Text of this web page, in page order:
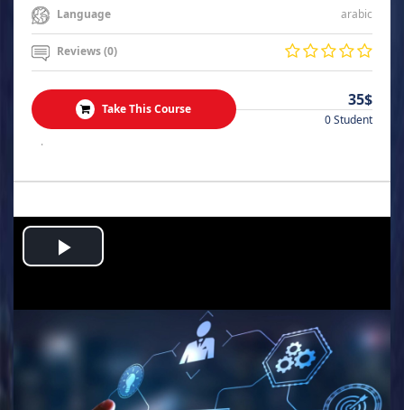
Language arabic
Reviews (0)
Take This Course 35$
0 Student
.
Play
Video